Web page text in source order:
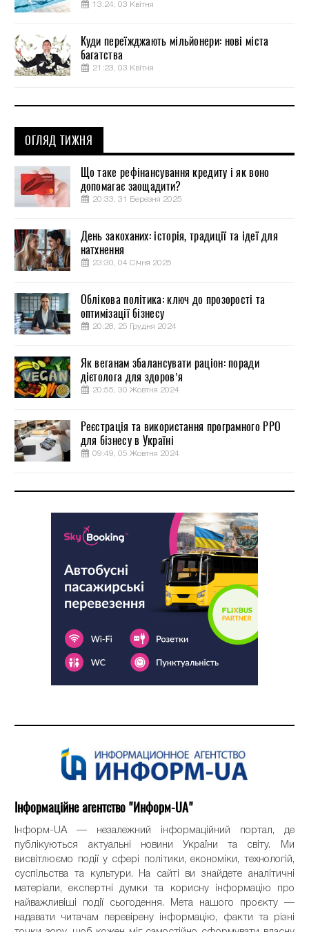
13:24, 03 Квітня
Куди переїжджають мільйонери: нові міста
багатства
21:23, 03 Квітня
ОГЛЯД ТИЖНЯ
Що таке рефінансування кредиту і як воно
допомагає заощадити?
20:33, 31 Березня 2025
День закоханих: історія, традиції та ідеї для
натхнення
23:30, 04 Січня 2025
Облікова політика: ключ до прозорості та
оптимізації бізнесу
20:28, 25 Грудня 2024
Як веганам збалансувати раціон: поради
дієтолога для здоров’я
20:55, 30 Жовтня 2024
Реєстрація та використання програмного РРО
для бізнесу в Україні
09:49, 05 Жовтня 2024
Інформаційне агентство "Информ-UA"
Інформ-UA — незалежний інформаційний портал, де
публікуються актуальні новини України та світу. Ми
висвітлюємо події у сфері політики, економіки, технологій,
суспільства та культури. На сайті ви знайдете аналітичні
матеріали, експертні думки та корисну інформацію про
найважливіші події сьогодення. Мета нашого проєкту —
надавати читачам перевірену інформацію, факти та різні